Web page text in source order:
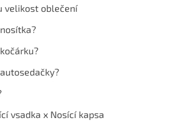
velikost oblečení
vsadka x Nosící kapsa